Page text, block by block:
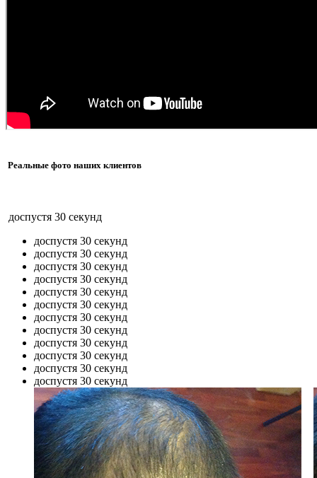
Реальные фото наших клиентов
доспустя 30 секунд
доспустя 30 секунд
доспустя 30 секунд
доспустя 30 секунд
доспустя 30 секунд
доспустя 30 секунд
доспустя 30 секунд
доспустя 30 секунд
доспустя 30 секунд
доспустя 30 секунд
доспустя 30 секунд
доспустя 30 секунд
доспустя 30 секунд